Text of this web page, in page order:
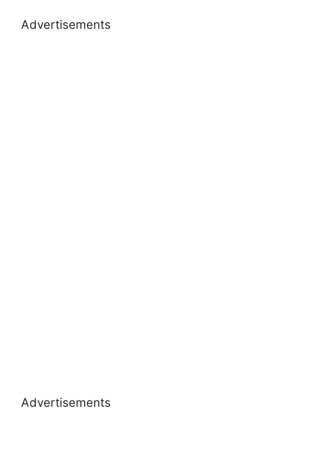
Advertisements
Advertisements